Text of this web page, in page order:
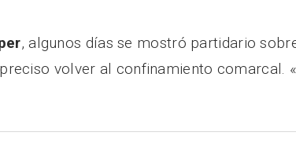
, algunos días se mostró partidario
volver al confinamiento comarcal.